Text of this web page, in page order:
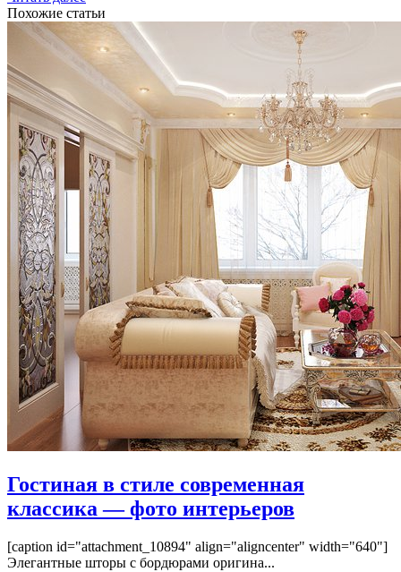
Похожие статьи
Гостиная в стиле современная
классика — фото интерьеров
[caption id="attachment_10894" align="aligncenter" width="640"]
Элегантные шторы с бордюрами оригина...